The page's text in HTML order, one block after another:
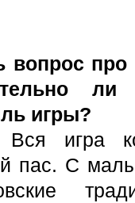
про
игры?
игра
пас. С